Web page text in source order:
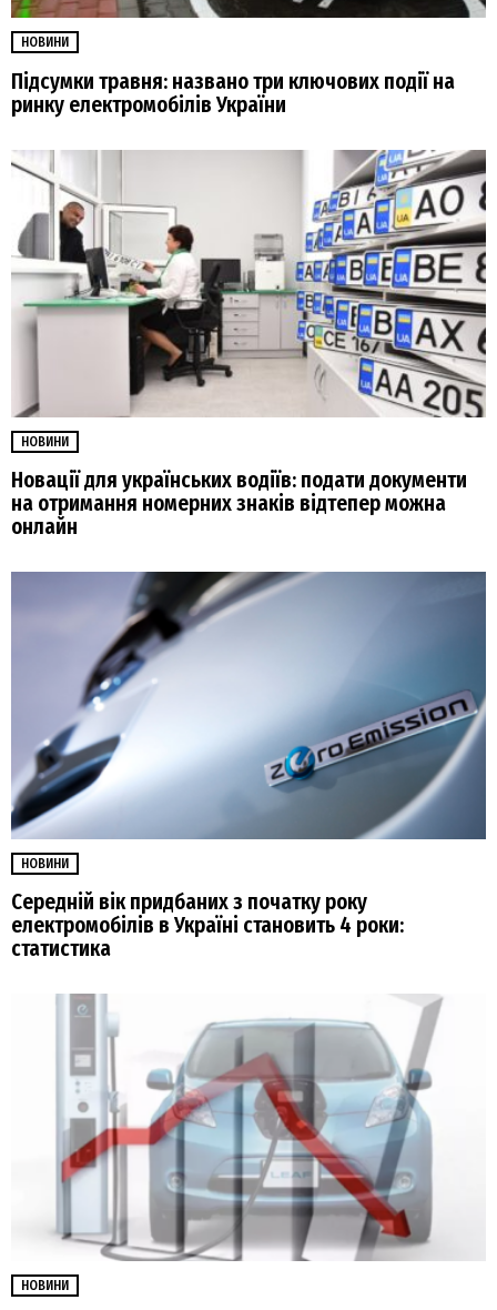
НОВИНИ
Підсумки травня: названо три ключових події на
ринку електромобілів України
НОВИНИ
Новації для українських водіїв: подати документи
на отримання номерних знаків відтепер можна
онлайн
НОВИНИ
Середній вік придбаних з початку року
електромобілів в Україні становить 4 роки:
статистика
НОВИНИ